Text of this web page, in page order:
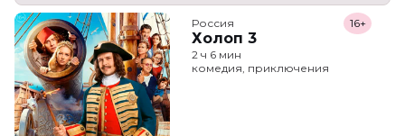
Россия
Холоп 3
16+
2 ч 6 мин
комедия, приключения